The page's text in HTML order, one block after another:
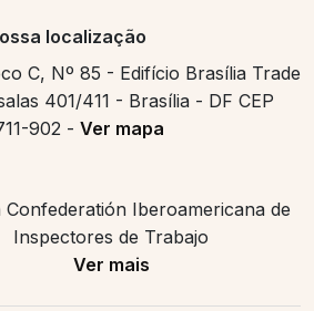
localização
C, Nº 85 - Edifício Brasília Trade
401/411 - Brasília - DF CEP
902 - Ver mapa
Confederatión Iberoamericana de
Inspectores de Trabajo
Ver mais